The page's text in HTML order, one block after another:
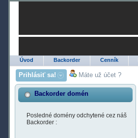
Úvod Backorder Cenník
Prihlásiť sa! Máte už účet ?
Backorder domén
Posledné domény odchytené cez náš
Backorder :